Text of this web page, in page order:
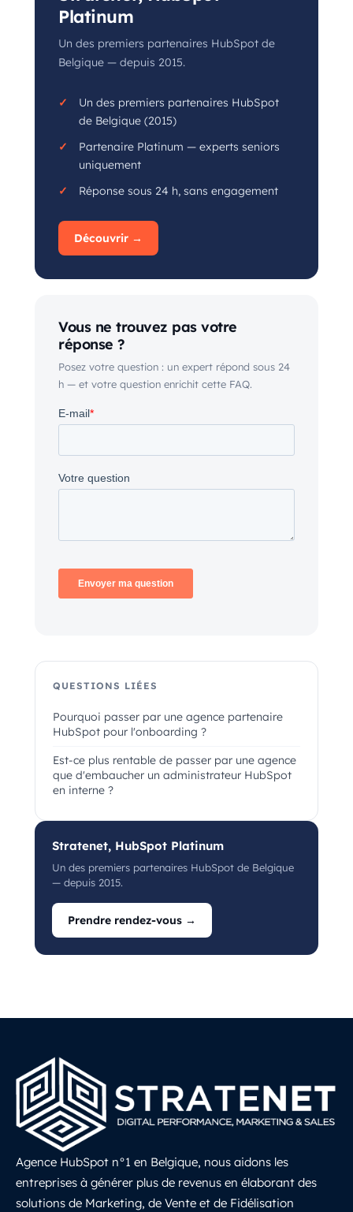
Platinum
Un des premiers partenaires HubSpot de
Belgique — depuis 2015.
Un des premiers partenaires HubSpot
de Belgique (2015)
Partenaire Platinum — experts seniors
uniquement
Réponse sous 24 h, sans engagement
Découvrir →
Vous ne trouvez pas votre
réponse ?
Posez votre question : un expert répond sous 24
h — et votre question enrichit cette FAQ.
QUESTIONS LIÉES
Pourquoi passer par une agence partenaire
HubSpot pour l'onboarding ?
Est-ce plus rentable de passer par une agence
que d'embaucher un administrateur HubSpot
en interne ?
Stratenet, HubSpot Platinum
Un des premiers partenaires HubSpot de Belgique
— depuis 2015.
Prendre rendez-vous →
Agence HubSpot n°1 en Belgique, nous aidons les
entreprises à générer plus de revenus en élaborant des
solutions de Marketing, de Vente et de Fidélisation